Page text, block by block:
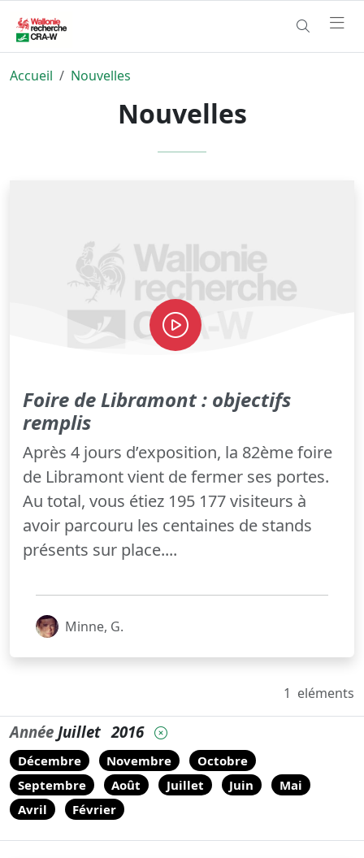
Accueil Nouvelles
Nouvelles
Foire de Libramont : objectifs
remplis
Après 4 jours d’exposition, la 82ème foire
de Libramont vient de fermer ses portes.
Au total, vous étiez 195 177 visiteurs à
avoir parcouru les centaines de stands
présents sur place....
Minne, G.
1 eléments
Année Juillet 2016
Décembre Novembre
Octobre
Septembre
Août Juillet Juin
Mai
Avril
Février